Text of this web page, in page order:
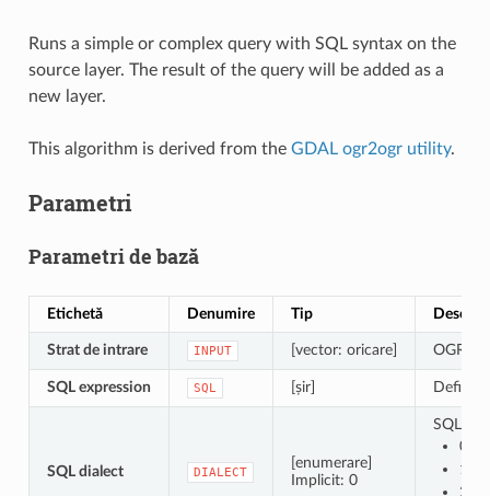
Runs a simple or complex query with SQL syntax on the
source layer. The result of the query will be added as a
new layer.
This algorithm is derived from the GDAL ogr2ogr utility.
Parametri
Parametri de bază
Etichetă Denumire Tip
Strat de intrare INPUT [vector: oricare] OGR-
SQL expression SQL [șir]
SQL dialect DIALECT
[enumerare]
Implicit: 0
SQL
0 —
1 —
2 —